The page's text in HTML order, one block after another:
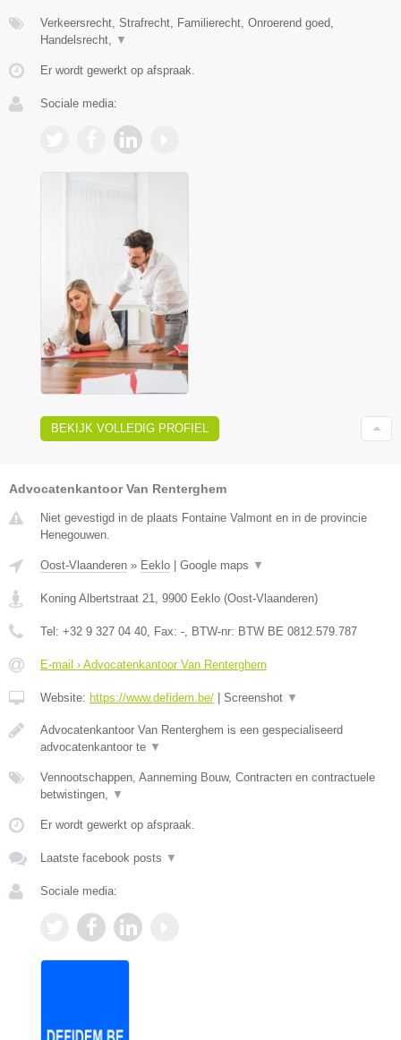
Verkeersrecht, Strafrecht, Familierecht, Onroerend goed,
Handelsrecht,
▼
Er wordt gewerkt op afspraak.
Sociale media:
BEKIJK VOLLEDIG PROFIEL
Advocatenkantoor Van Renterghem
Niet gevestigd in de plaats Fontaine Valmont en in de provincie
Henegouwen.
Oost-Vlaanderen » Eeklo Google maps ▼
Koning Albertstraat 21 9900 Eeklo (Oost-Vlaanderen)
Tel: +32 9 327 04 40 , Fax: - , BTW-nr: BTW BE 0812.579.787
E-mail › Advocatenkantoor Van Renterghem
Website: https://www.defidem.be/ Screenshot ▼
Advocatenkantoor Van Renterghem is een gespecialiseerd
advocatenkantoor te ▼
Vennootschappen, Aanneming Bouw, Contracten en contractuele
betwistingen,
▼
Er wordt gewerkt op afspraak.
Laatste facebook posts ▼
Sociale media: